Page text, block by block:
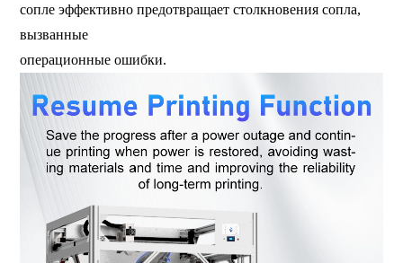
сопле эффективно предотвращает столкновения сопла,
вызванные
операционные ошибки.